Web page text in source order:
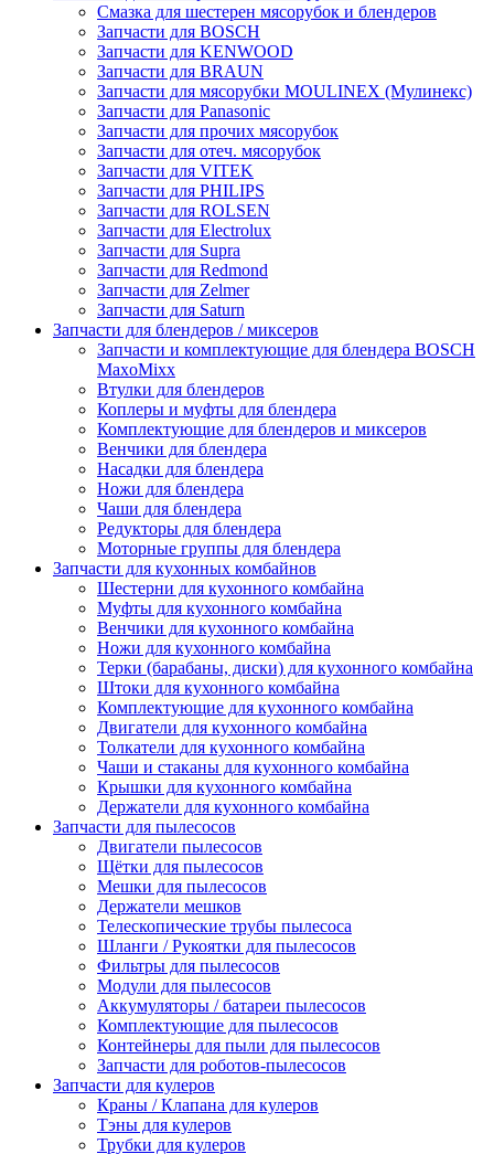
Смазка для шестерен мясорубок и блендеров
Запчасти для BOSCH
Запчасти для KENWOOD
Запчасти для BRAUN
Запчасти для мясорубки MOULINEX (Мулинекс)
Запчасти для Panasonic
Запчасти для прочих мясорубок
Запчасти для отеч. мясорубок
Запчасти для VITEK
Запчасти для PHILIPS
Запчасти для ROLSEN
Запчасти для Electrolux
Запчасти для Supra
Запчасти для Redmond
Запчасти для Zelmer
Запчасти для Saturn
Запчасти для блендеров / миксеров
Запчасти и комплектующие для блендера BOSCH
MaxoMixx
Втулки для блендеров
Коплеры и муфты для блендера
Комплектующие для блендеров и миксеров
Венчики для блендера
Насадки для блендера
Ножи для блендера
Чаши для блендера
Редукторы для блендера
Моторные группы для блендера
Запчасти для кухонных комбайнов
Шестерни для кухонного комбайна
Муфты для кухонного комбайна
Венчики для кухонного комбайна
Ножи для кухонного комбайна
Терки (барабаны, диски) для кухонного комбайна
Штоки для кухонного комбайна
Комплектующие для кухонного комбайна
Двигатели для кухонного комбайна
Толкатели для кухонного комбайна
Чаши и стаканы для кухонного комбайна
Крышки для кухонного комбайна
Держатели для кухонного комбайна
Запчасти для пылесосов
Двигатели пылесосов
Щётки для пылесосов
Мешки для пылесосов
Держатели мешков
Телескопические трубы пылесоса
Шланги / Рукоятки для пылесосов
Фильтры для пылесосов
Модули для пылесосов
Аккумуляторы / батареи пылесосов
Комплектующие для пылесосов
Контейнеры для пыли для пылесосов
Запчасти для роботов-пылесосов
Запчасти для кулеров
Краны / Клапана для кулеров
Тэны для кулеров
Трубки для кулеров